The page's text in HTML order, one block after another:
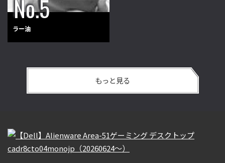
ラー油
もっと見る